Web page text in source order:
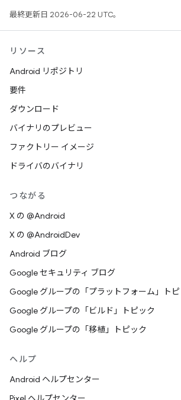
最終更新日 2026-06-22 UTC。
リソース
Android リポジトリ
要件
ダウンロード
バイナリのプレビュー
ファクトリー イメージ
ドライバのバイナリ
つながる
X の @Android
X の @AndroidDev
Android ブログ
Google セキュリティ ブログ
Google グループの「プラットフォーム」トピ
Google グループの「ビルド」トピック
Google グループの「移植」トピック
ヘルプ
Android ヘルプセンター